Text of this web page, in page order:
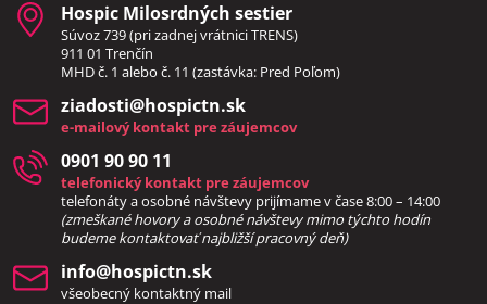
Hospic Milosrdných sestier
Súvoz 739 (pri zadnej vrátnici TRENS)
911 01 Trenčín
MHD č. 1 alebo č. 11 (zastávka: Pred Poľom)
ziadosti​@hospictn​.sk
e-mailový kontakt pre záujemcov
0901 90 90 11
telefonický kontakt pre záujemcov
telefonáty a osobné návštevy prijímame v čase 8:00 – 14:00
(zmeškané hovory a osobné návštevy mimo týchto hodín
budeme kontaktovať najbližší pracovný deň)
info​@hospictn​.sk
všeobecný kontaktný mail